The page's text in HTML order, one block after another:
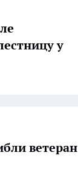
у
ветеран